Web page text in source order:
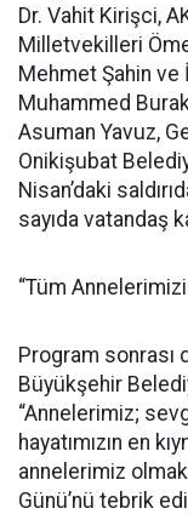
Dr. Vahit Kirişci,
Milletvekilleri
Mehmet Şahin ve
Muhammed Burak
Asuman Yavuz,
Onikişubat
Nisan’daki
sayıda vatandaş
“Tüm
Program sonrası
Büyükşehir
“Annelerimiz;
hayatımızın en
annelerimiz
Günü’nü tebrik